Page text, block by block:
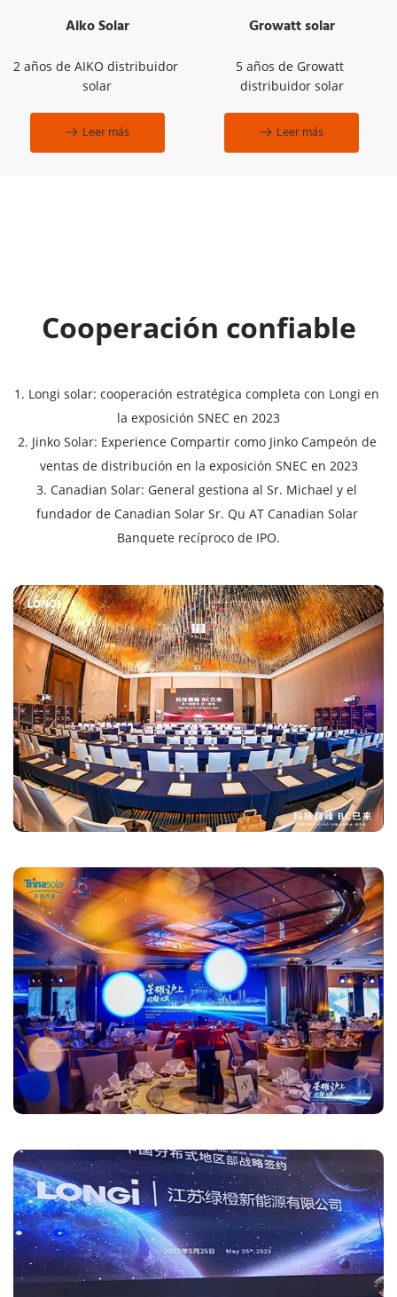
Aiko Solar
2 años de AIKO distribuidor
solar
Leer más
Growatt solar
5 años de Growatt
distribuidor solar
Leer más
Cooperación confiable
1. Longi solar: cooperación estratégica completa con Longi en
la exposición SNEC en 2023
2. Jinko Solar: Experience Compartir como Jinko Campeón de
ventas de distribución en la exposición SNEC en 2023
3. Canadian Solar: General gestiona al Sr. Michael y el
fundador de Canadian Solar Sr. Qu AT Canadian Solar
Banquete recíproco de IPO.